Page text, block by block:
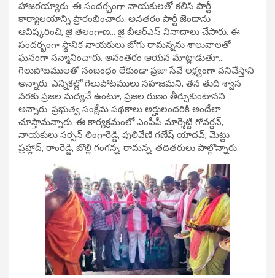
హాజరయ్యారు. ఈ సందర్భంగా నాయకులతో కలిసి పార్టీ
కార్యాలయాన్ని ప్రారంభించారు. అనతరం పార్టీ జెండాను
ఆవిష్కరించి, జై తెలంగాణ… జై బీఆర్‌ఎస్‌ నినాదాలు చేసారు. ఈ
సందర్భంగా స్థానిక నాయకులు జోగు రామన్నను శాలువాలతో
ఘనంగా సన్మానించారు. అనంతరం ఆయన మాట్లాడుతూ…
గెలుపోటములతో సంబంధం లేకుండా ప్రజా సేవే లక్ష్యంగా పనిచేస్తాని
అన్నారు. ఎన్నికల్లో గెలుపోటములు సహజమని, తన తుది శ్వాస
వరకు ప్రజల మద్యనే ఉంటూ, ప్రజల రుణం తీర్చుకుంటానని
అన్నారు. ప్రభుత్వ సంక్షేమ పథకాలు అర్హులందరికి అందేలా
చూస్తామన్నారు. ఈ కార్యక్రమంలో ఎంపీపీ మార్శెట్టి గోవర్ధన్,
నాయకులు సర్సన్‌ లింగారెడ్డి, పులివేణి గణేష్‌ యాదవ్, మెట్టు
ప్రహ్లాద్, రాంరెడ్డి, బొల్లి గంగన్న, రామన్న, తదితరులు పాల్గొన్నారు.